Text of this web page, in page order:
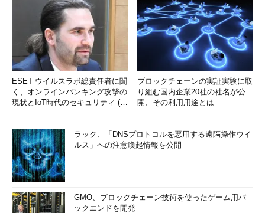
ESET ウイルスラボ総責任者に聞
く、オンラインバンキング攻撃の
現状とIoT時代のセキュリティ (1/
ブロックチェーンの実証実験に取
り組む国内企業20社の社名が公
開、その利用用途とは
ラック、「DNSプロトコルを悪用する遠隔操作ウイ
ルス」への注意喚起情報を公開
GMO、ブロックチェーン技術を使ったゲーム用バ
ックエンドを開発